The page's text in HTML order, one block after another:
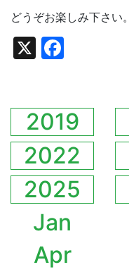
どうぞお楽しみ下さい。
X
2019
2022
2025
Jan
Apr